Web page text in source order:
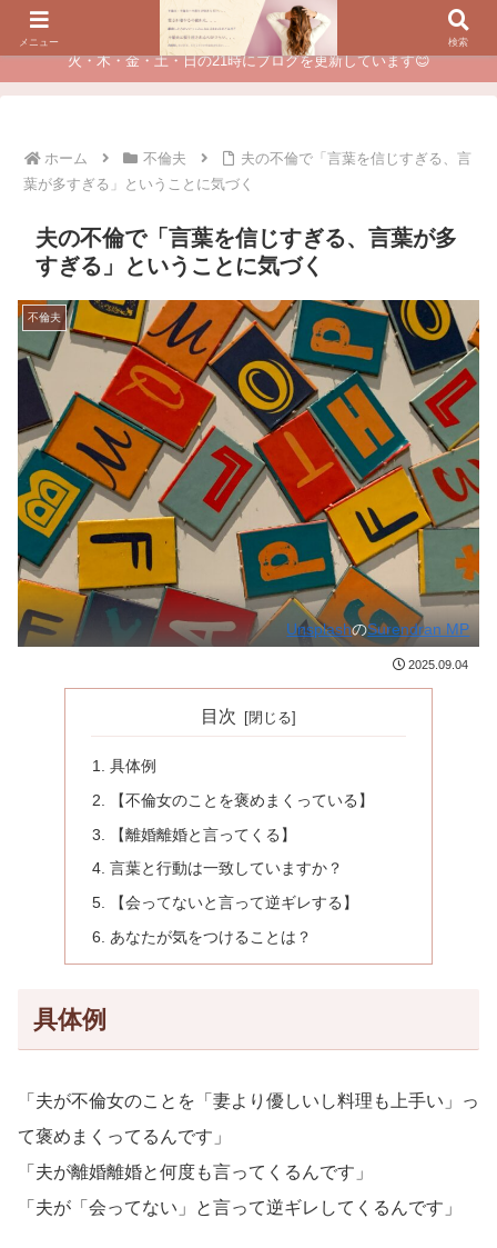
夫に不倫されたつらい経験が、あなたのチャンスに変わるカウンセリング
火・木・金・土・日の21時にブログを更新しています😊
ホーム 不倫夫
夫の不倫で「言葉を信じすぎる、言
葉が多すぎる」ということに気づく
夫の不倫で「言葉を信じすぎる、言葉が多
すぎる」ということに気づく
不倫夫
UnsplashのSurendran MP
2025.09.04
目次
具体例
【不倫女のことを褒めまくっている】
【離婚離婚と言ってくる】
言葉と行動は一致していますか？
【会ってないと言って逆ギレする】
あなたが気をつけることは？
具体例
「夫が不倫女のことを「妻より優しいし料理も上手い」っ
て褒めまくってるんです」
「夫が離婚離婚と何度も言ってくるんです」
「夫が「会ってない」と言って逆ギレしてくるんです」
メニュー 検索